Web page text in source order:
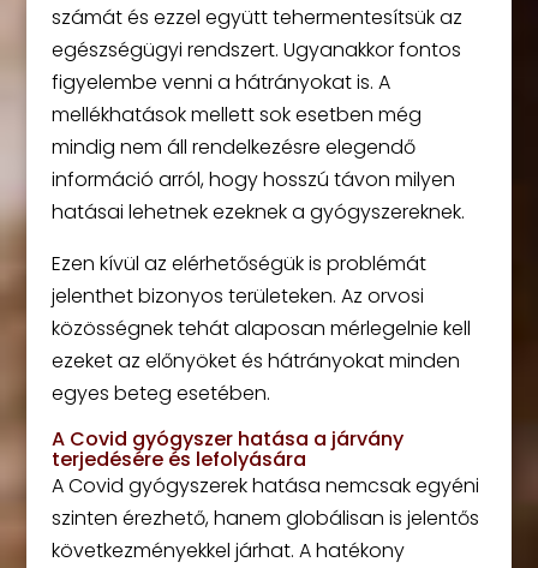
számát és ezzel együtt tehermentesítsük az
egészségügyi rendszert. Ugyanakkor fontos
figyelembe venni a hátrányokat is. A
mellékhatások mellett sok esetben még
mindig nem áll rendelkezésre elegendő
információ arról, hogy hosszú távon milyen
hatásai lehetnek ezeknek a gyógyszereknek.
Ezen kívül az elérhetőségük is problémát
jelenthet bizonyos területeken. Az orvosi
közösségnek tehát alaposan mérlegelnie kell
ezeket az előnyöket és hátrányokat minden
egyes beteg esetében.
A Covid gyógyszer hatása a járvány
terjedésére és lefolyására
A Covid gyógyszerek hatása nemcsak egyéni
szinten érezhető, hanem globálisan is jelentős
következményekkel járhat. A hatékony